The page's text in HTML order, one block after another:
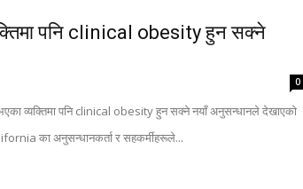
पनि clinical obesity हुन सक्ने
0
व्यक्तिमा पनि clinical obesity हुन सक्ने नयाँ अनुसन्धानले देखाएको
का अनुसन्धानकर्ता र सहकर्मीहरूले...